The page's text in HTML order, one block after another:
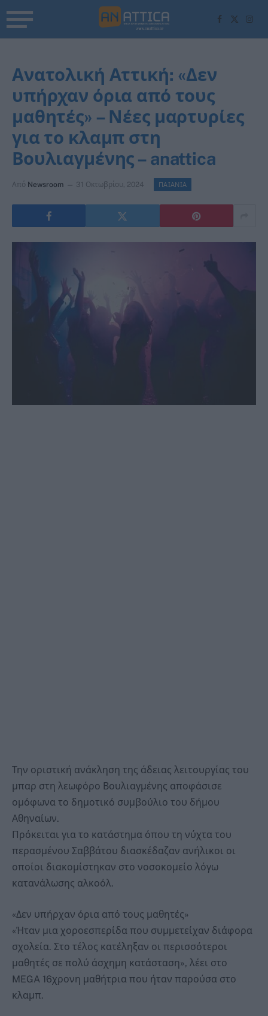
Facebook
X
(Twitter)
Ανατολική Αττική: «Δεν
υπήρχαν όρια από τους
μαθητές» – Νέες μαρτυρίες
για το κλαμπ στη
Βουλιαγμένης – anattica
Από Newsroom 31 Οκτωβρίου, 2024 ΠΑΙΑΝΙΑ
Την οριστική ανάκληση της άδειας λειτουργίας του
μπαρ στη λεωφόρο Βουλιαγμένης αποφάσισε
ομόφωνα το δημοτικό συμβούλιο του δήμου
Αθηναίων.
Πρόκειται για το κατάστημα όπου τη νύχτα του
περασμένου Σαββάτου διασκέδαζαν ανήλικοι οι
οποίοι διακομίστηκαν στο νοσοκομείο λόγω
κατανάλωσης αλκοόλ.
«Δεν υπήρχαν όρια από τους μαθητές»
«Ήταν μια χοροεσπερίδα που συμμετείχαν διάφορα
σχολεία. Στο τέλος κατέληξαν οι περισσότεροι
μαθητές σε πολύ άσχημη κατάσταση», λέει στο
MEGA 16χρονη μαθήτρια που ήταν παρούσα στο
κλαμπ.